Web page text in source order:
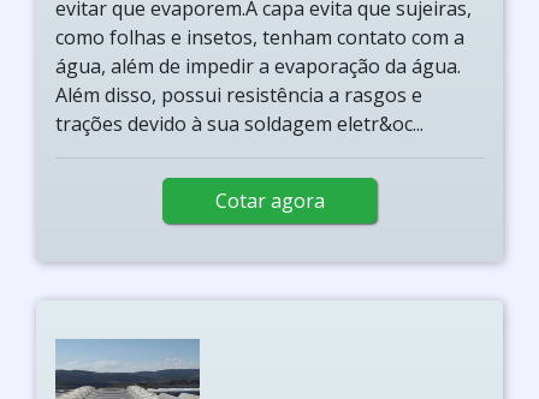
evitar que evaporem.A capa evita que sujeiras,
como folhas e insetos, tenham contato com a
água, além de impedir a evaporação da água.
Além disso, possui resistência a rasgos e
trações devido à sua soldagem eletr&oc...
Cotar agora